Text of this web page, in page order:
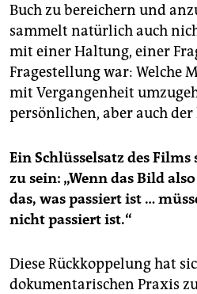
Buch zu bereichern und
sammelt natürlich auch
mit einer Haltung, einer
Fragestellung war: Welche
mit Vergangenheit
persönlichen, aber auch
Ein Schlüsselsatz des
zu sein: „Wenn das Bild
das, was passiert ist …
nicht passiert ist.“
Diese Rückkoppelung hat
dokumentarischen Praxis